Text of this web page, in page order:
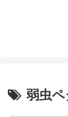
弱虫